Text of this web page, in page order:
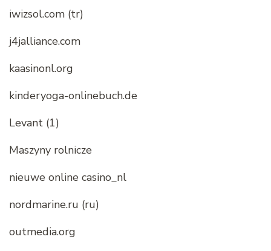
iwizsol.com (tr)
j4jalliance.com
kaasinonl.org
kinderyoga-onlinebuch.de
Levant (1)
Maszyny rolnicze
nieuwe online casino_nl
nordmarine.ru (ru)
outmedia.org